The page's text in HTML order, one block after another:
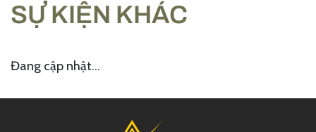
SỰ KIỆN KHÁC
Đang cập nhật...